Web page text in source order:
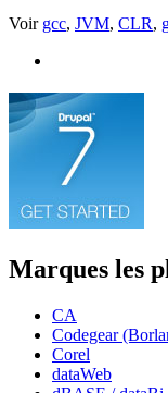
Voir gcc, JVM, CLR,
Marques les
CA
Codegear
Corel
dataWeb